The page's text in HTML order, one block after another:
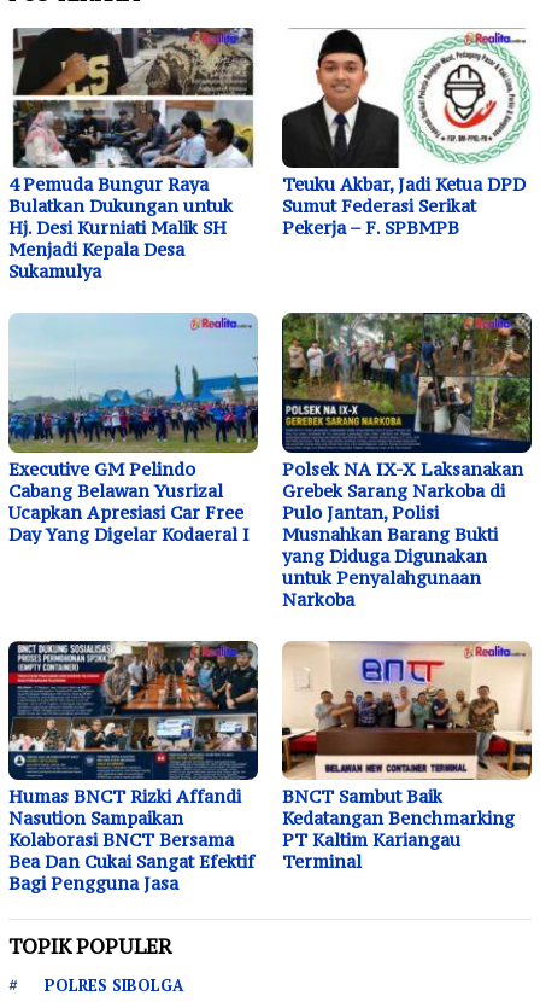
4 Pemuda Bungur Raya
Bulatkan Dukungan untuk
Hj. Desi Kurniati Malik SH
Menjadi Kepala Desa
Sukamulya
Teuku Akbar, Jadi Ketua DPD
Sumut Federasi Serikat
Pekerja – F. SPBMPB
Executive GM Pelindo
Cabang Belawan Yusrizal
Ucapkan Apresiasi Car Free
Day Yang Digelar Kodaeral I
Polsek NA IX-X Laksanakan
Grebek Sarang Narkoba di
Pulo Jantan, Polisi
Musnahkan Barang Bukti
yang Diduga Digunakan
untuk Penyalahgunaan
Narkoba
Humas BNCT Rizki Affandi
Nasution Sampaikan
Kolaborasi BNCT Bersama
Bea Dan Cukai Sangat Efektif
Bagi Pengguna Jasa
BNCT Sambut Baik
Kedatangan Benchmarking
PT Kaltim Kariangau
Terminal
TOPIK POPULER
POLRES SIBOLGA